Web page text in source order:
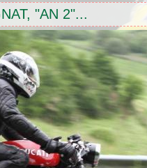
"AN 2"...